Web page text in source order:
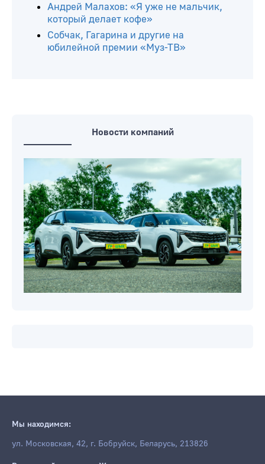
Андрей Малахов: «Я уже не мальчик,
который делает кофе»
Собчак, Гагарина и другие на
юбилейной премии «Муз-ТВ»
Новости компаний
Мы находимся:
ул. Московская, 42, г. Бобруйск, Беларусь, 213826